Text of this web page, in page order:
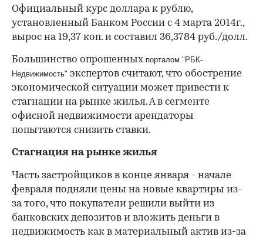
Официальный курс доллара к рублю,
установленный Банком России с 4 марта 2014г.,
вырос на 19,37 коп. и составил 36,3784 руб./долл.
Большинство опрошенных порталом "РБК-
Недвижимость" экспертов считают, что обострение
экономической ситуации может привести к
стагнации на рынке жилья. А в сегменте
офисной недвижимости арендаторы
попытаются снизить ставки.
Стагнация на рынке жилья
Часть застройщиков в конце января - начале
февраля подняли цены на новые квартиры из-
за того, что покупатели решили выйти из
банковских депозитов и вложить деньги в
недвижимость как в материальный актив из-за